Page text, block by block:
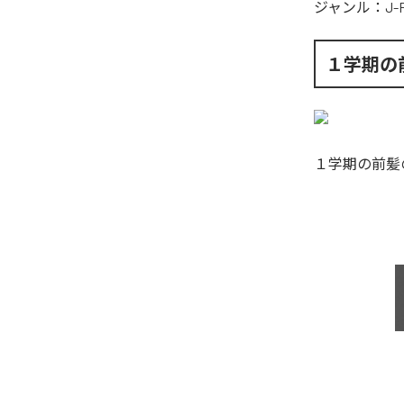
ジャンル： J-
１学期の
１学期の前髪